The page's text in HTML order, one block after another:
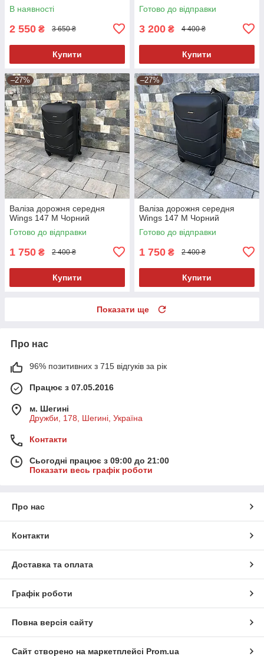
В наявності
2 550 ₴ 3 650 ₴
Купити
Готово до відправки
3 200 ₴ 4 400 ₴
Купити
–27%
Валіза дорожня середня
Wings 147 M Чорний
Готово до відправки
1 750 ₴ 2 400 ₴
Купити
–27%
Валіза дорожня середня
Wings 147 M Чорний
Готово до відправки
1 750 ₴ 2 400 ₴
Купити
Показати ще
Про нас
96% позитивних з 715 відгуків за рік
Працює з 07.05.2016
м. Шегині
Дружби, 178, Шегині, Україна
Контакти
Сьогодні працює з 09:00 до 21:00
Показати весь графік роботи
Про нас
Контакти
Доставка та оплата
Графік роботи
Повна версія сайту
Сайт створено на маркетплейсі Prom.ua